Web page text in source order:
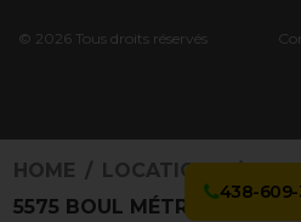
© 2026 Tous droits réservés
438-609-
HOME LOCATIONS
5575 BOUL MÉTROPOLITAIN